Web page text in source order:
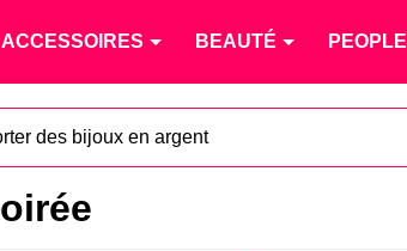
ACCESSOIRES BEAUTÉ PEOPLE
des bijoux en argent